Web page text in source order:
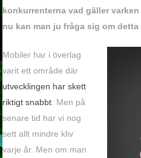
konkurrenterna vad gäller
nu kan man ju fråga sig om
Mobiler har i överlag
varit ett område där
utvecklingen har skett
riktigt snabbt . Men på
senare tid har vi nog
sett allt mindre kliv
varje år. Men om man